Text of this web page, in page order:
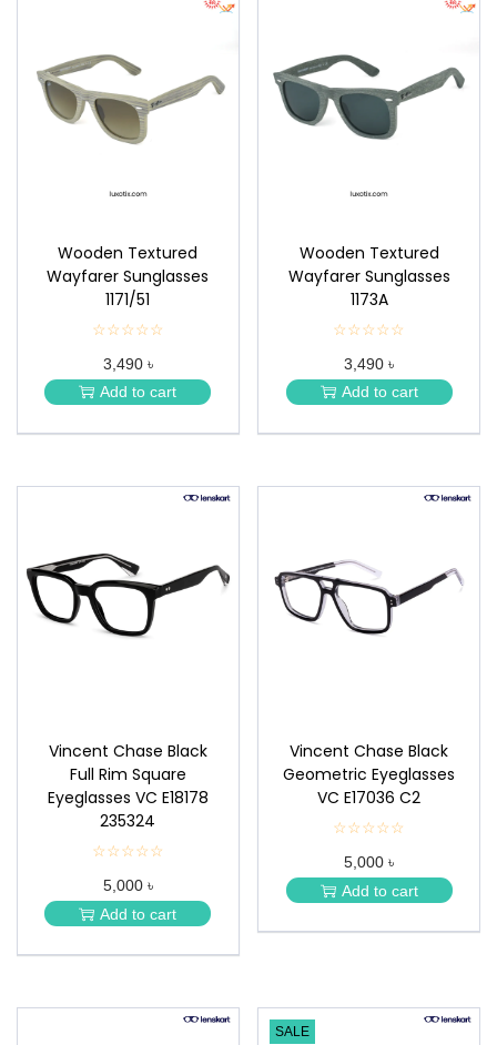
Wooden Textured
Wayfarer Sunglasses
1171/51
☆☆☆☆☆
★
★
★
★
3,490 ৳
Add to cart
Wooden Textured
Wayfarer Sunglasses
1173A
☆☆☆☆☆
★
★
★
★
3,490 ৳
Add to cart
Vincent Chase Black
Full Rim Square
Eyeglasses VC E18178
235324
☆☆☆☆☆
★
★
★
★
5,000 ৳
Add to cart
Vincent Chase Black
Geometric Eyeglasses
VC E17036 C2
☆☆☆☆☆
★
★
★
★
5,000 ৳
Add to cart
SALE